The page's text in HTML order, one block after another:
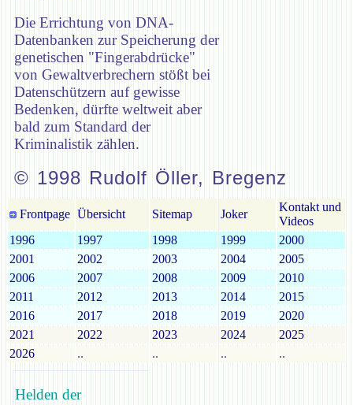
Die Errichtung von DNA-
Datenbanken zur Speicherung der
genetischen "Fingerabdrücke"
von Gewaltverbrechern stößt bei
Datenschützern auf gewisse
Bedenken, dürfte weltweit aber
bald zum Standard der
Kriminalistik zählen.
© 1998 Rudolf Öller, Bregenz
Frontpage Übersicht Sitemap Joker
Kontakt und
Videos
1996
1997 1998 1999
2000
2001
2002 2003 2004
2005
2006
2007 2008 2009
2010
2011
2012 2013 2014
2015
2016
2017 2018 2019
2020
2021
2022 2023 2024
2025
2026
.. .. .. ..
Helden der